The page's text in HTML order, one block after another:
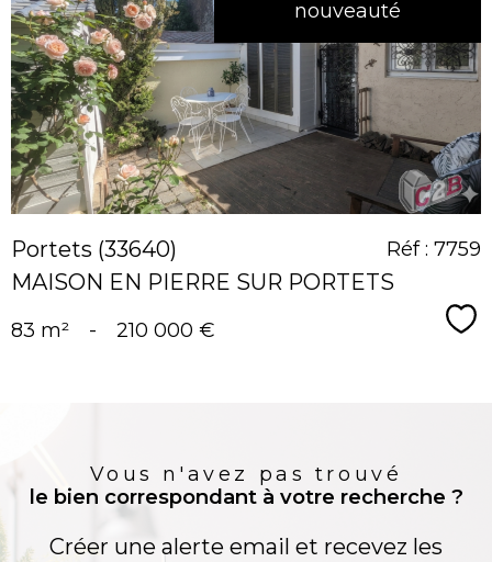
nouveauté
voir le
bien
Portets (33640)
MAISON EN PIERRE SUR PORTETS
Réf : 7759
83 m² - 210 000 €
Vous n'avez pas trouvé
le bien correspondant à votre recherche ?
Créer une alerte email et recevez les